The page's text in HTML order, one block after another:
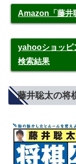
Amazon「藤井
yahooショッピ
検索結果
藤井聡太の将